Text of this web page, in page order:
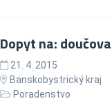
Dopyt na:
21. 4. 2015
Banskobystrický kraj
Poradenstvo